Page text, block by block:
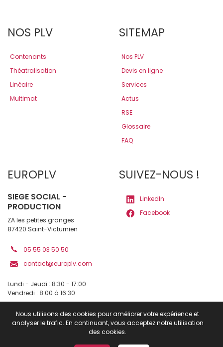
Nous utilisons des cookies pour améliorer votre expérience et
analyser le trafic. En continuant, vous acceptez notre utilisation
des cookies.
NOS PLV
Contenants
Théatralisation
Linéaire
Multimat
SITEMAP
Nos PLV
Devis en ligne
Services
Actus
RSE
Glossaire
FAQ
EUROPLV
SIEGE SOCIAL -
PRODUCTION
ZA les petites granges
87420 Saint-Victurnien
05 55 03 50 50
contact@europlv.com
Lundi - Jeudi : 8:30 - 17:00
Vendredi : 8:00 à 16:30
SUIVEZ-NOUS !
LinkedIn
Facebook
Mentions légales
|